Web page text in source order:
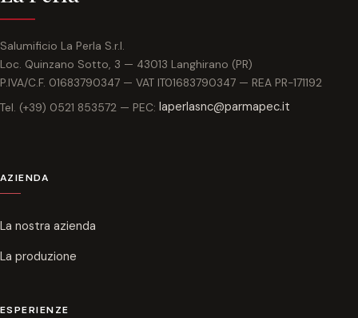
Salumificio La Perla S.r.l.
Loc. Quinzano Sotto, 3 — 43013 Langhirano (PR)
P.IVA/C.F. 01683790347 — VAT IT01683790347 — REA PR-171192
Tel. (+39) 0521 853572 — PEC: laperlasnc@parmapec.it
AZIENDA
La nostra azienda
La produzione
ESPERIENZE